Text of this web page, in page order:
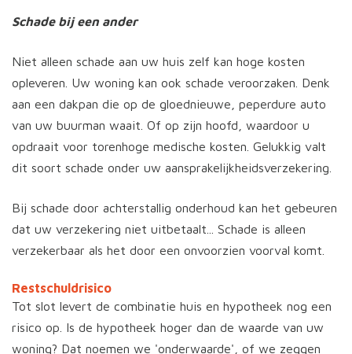
Schade bij een ander
Niet alleen schade aan uw huis zelf kan hoge kosten
opleveren. Uw woning kan ook schade veroorzaken. Denk
aan een dakpan die op de gloednieuwe, peperdure auto
van uw buurman waait. Of op zijn hoofd, waardoor u
opdraait voor torenhoge medische kosten. Gelukkig valt
dit soort schade onder uw aansprakelijkheidsverzekering.
Bij schade door achterstallig onderhoud kan het gebeuren
dat uw verzekering niet uitbetaalt... Schade is alleen
verzekerbaar als het door een onvoorzien voorval komt.
Restschuldrisico
Tot slot levert de combinatie huis en hypotheek nog een
risico op. Is de hypotheek hoger dan de waarde van uw
woning? Dat noemen we 'onderwaarde', of we zeggen